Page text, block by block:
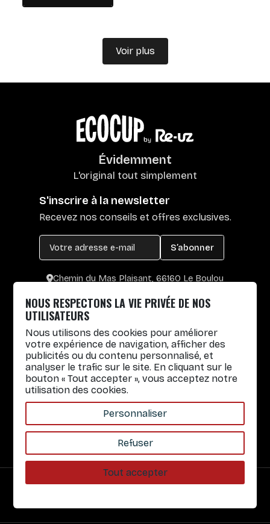
Voir plus
Évidemment
L'original tout simplement
S'inscrire à la newsletter
Recevez nos conseils et offres exclusives.
S’abonner
Chemin du Mas Plaisant, 66160 Le Boulou
Lun. au Vend. : 8h30-12h30 / 14h-17h
Gobelets réutilisables
Infos pratiques
Liens rapides
Nos Services
À propos
NOUS RESPECTONS LA VIE PRIVÉE DE NOS
UTILISATEURS
Nous utilisons des cookies pour améliorer
votre expérience de navigation, afficher des
publicités ou du contenu personnalisé, et
analyser le trafic sur le site. En cliquant sur le
bouton « Tout accepter », vous acceptez notre
utilisation des cookies.
Personnaliser
Refuser
Tout accepter